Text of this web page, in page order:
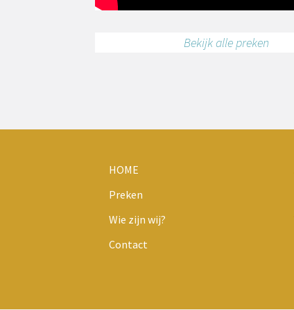
Bekijk alle preken
HOME
Preken
Wie zijn wij?
Contact